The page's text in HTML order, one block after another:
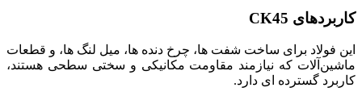
کاربردهای CK45
این فولاد برای ساخت شفت‌ ها، چرخ‌ دنده‌ ها، میل‌ لنگ‌ ها، و قطعات
ماشین‌آلات که نیازمند مقاومت مکانیکی و سختی سطحی هستند،
کاربرد گسترده‌ ای دارد.